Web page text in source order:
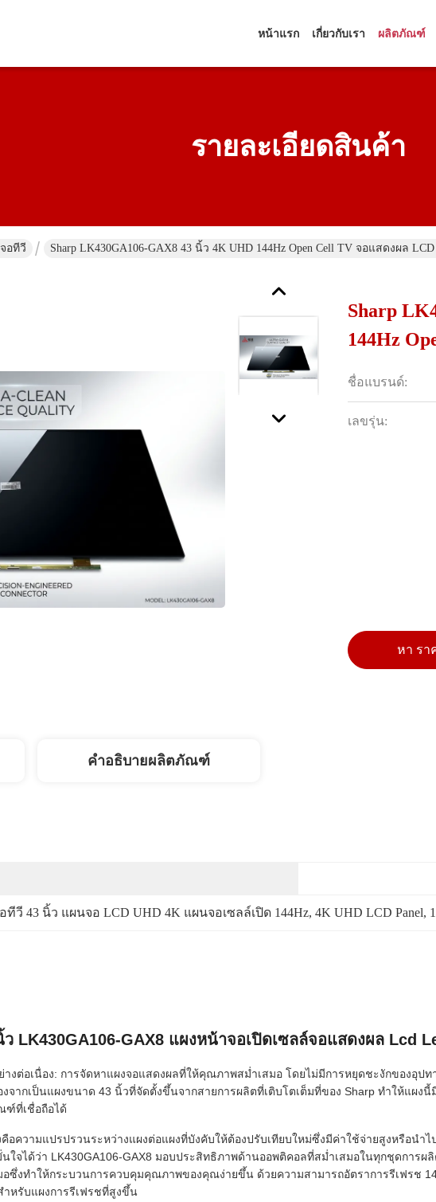
หน้าแรก เกี่ยวกับเรา ผลิตภัณฑ์
รายละเอียดสินค้า
อทีวี Sharp LK430GA106-GAX8 43 นิ้ว 4K UHD 144Hz Open Cell TV จอแสดงผล
Sharp
144Hz
ชื่อแบรนด์:
เลขรุ่น:
หา รา
คำอธิบายผลิตภัณฑ์
ทีวี 43 นิ้ว แผนจอ LCD UHD 4K แผนจอเซลล์เปิด 144Hz, 4K UHD LCD Panel,
LK430GA106-GAX8 แผงหน้าจอเปิดเซลล์จอแสดงผล Lcd
งต่อเนื่อง: การจัดหาแผงจอแสดงผลที่ให้คุณภาพสม่ำเสมอ โดยไม่มีการหยุดชะงักของอุป
จากเป็นแผงขนาด 43 นิ้วที่จัดตั้งขึ้นจากสายการผลิตที่เติบโตเต็มที่ของ Sharp ทำให้แผ
ฑ์ที่เชื่อถือได้
อความแปรปรวนระหว่างแผงต่อแผงที่บังคับให้ต้องปรับเทียบใหม่ซึ่งมีค่าใช้จ่ายสูงหรือ
ใจได้ว่า LK430GA106-GAX8 มอบประสิทธิภาพด้านออพติคอลที่สม่ำเสมอในทุกชุดการผ
ซึ่งทำให้กระบวนการควบคุมคุณภาพของคุณง่ายขึ้น ด้วยความสามารถอัตราการรีเฟรช
หรับแผงการรีเฟรชที่สูงขึ้น